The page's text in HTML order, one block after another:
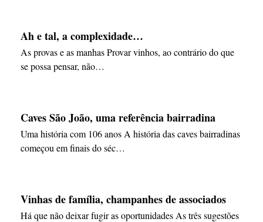
Ah e tal, a complexidade…
As provas e as manhas Provar vinhos, ao contrário do que
se possa pensar, não…
Caves São João, uma referência bairradina
Uma história com 106 anos A história das caves bairradinas
começou em finais do séc…
Vinhas de família, champanhes de associados
Há que não deixar fugir as oportunidades As três sugestões